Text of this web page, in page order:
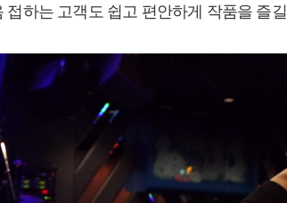
하는 고객도 쉽고 편안하게 작품을 즐